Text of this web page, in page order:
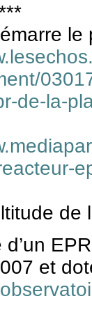
de-la-
de
d’un
et